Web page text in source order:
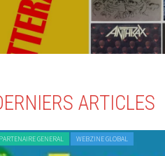
ARTICLES
GENERAL WEBZINE GLOBAL